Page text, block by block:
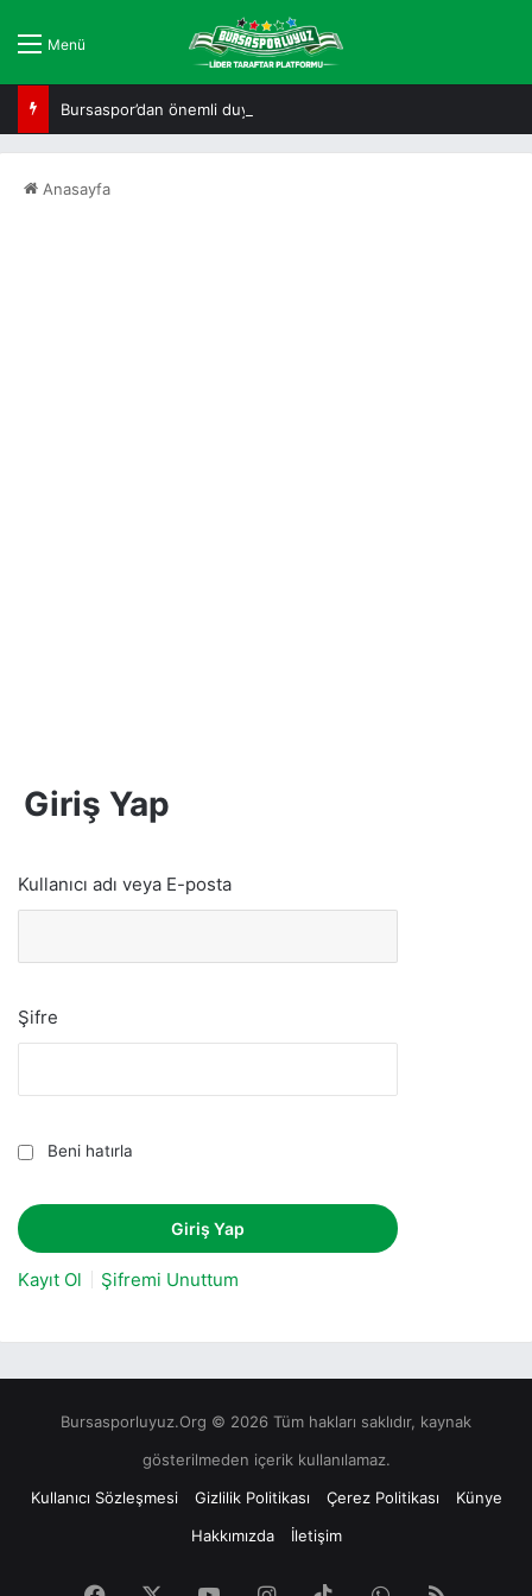
Menü
Bursaspor’dan önemli duyuru!
Anasayfa
Giriş Yap
Kullanıcı adı veya E-posta
Şifre
Beni hatırla
Kayıt Ol Şifremi Unuttum
Bursasporluyuz.Org © 2026 Tüm hakları saklıdır, kaynak
gösterilmeden içerik kullanılamaz.
Kullanıcı Sözleşmesi
Gizlilik Politikası Çerez Politikası
Künye
Hakkımızda
İletişim